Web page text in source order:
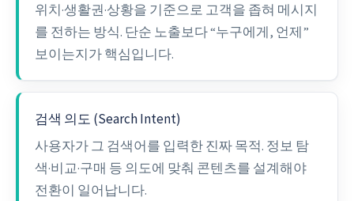
위치·생활권·상황을 기준으로 고객을 좁혀 메시지
를 전하는 방식. 단순 노출보다 “누구에게, 언제”
보이는지가 핵심입니다.
검색 의도 (Search Intent)
사용자가 그 검색어를 입력한 진짜 목적. 정보 탐
색·비교·구매 등 의도에 맞춰 콘텐츠를 설계해야
전환이 일어납니다.